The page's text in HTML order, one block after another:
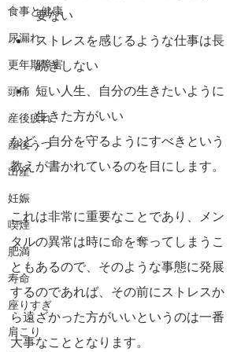
食事と健康
尿漏れ
更年期障害
頭痛
産後疲れ
産後うつ
出産
妊娠
喫煙
肥満
寿命
座りすぎ
肩こり
要ない
ストレスを感じるような仕事は長
続きしない
短い人生、自分の生きたいように
生きた方がいい
など、自分を守るようにすべきという
教えが書かれているのを目にします。
これは非常に重要なことであり、メン
タルの異常は時に命を奪ってしまうこ
ともあるので、そのような事態に発展
するのであれば、その前にストレスか
ら遠ざかった方がいいというのは一番
大事なこととなります。